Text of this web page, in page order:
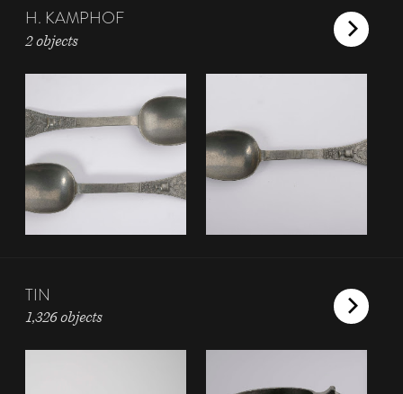
H. KAMPHOF
2 objects
TIN
1,326 objects